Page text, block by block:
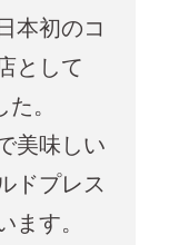
本初のコ
として
。
美味しい
ドプレス
ます。